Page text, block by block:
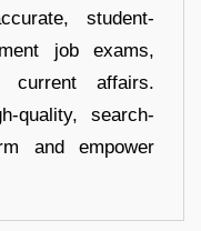
student-
job exams,
current affairs.
quality, search-
and empower